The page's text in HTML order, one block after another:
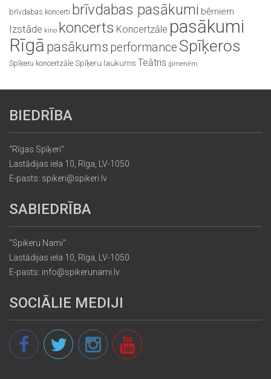
brīvdabas koncerti brīvdabas pasākumi bērniem
Izstāde kino koncerts Koncertzāle pasākumi
Rīgā pasākums performance Spīķeros
Spīķeru koncertzāle Spīķeru laukums Teātris ģimenēm
BIEDRĪBA
"Rīgas Spīķeri"
Lastādijas iela 10, Rīga, LV-1050
E-pasts: spikeri@spikeri.lv
SABIEDRĪBA
"Spikeru Nami"
Lastādijas iela 10, Rīga, LV-1050
E-pasts: info@spikerunami.lv
SOCIĀLIE MEDIJI